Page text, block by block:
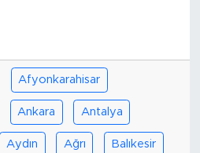
Afyonkarahisar
Ankara Antalya
Aydın Ağrı Balıkesir